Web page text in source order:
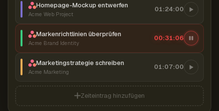
Homepage-Mockup entwerfen
Acme Web Project
01:24:00
Markenrichtlinien überprüfen
Acme Brand Identity
00:31:07
Marketingstrategie schreiben
Acme Marketing
01:07:00
Zeiteintrag hinzufügen